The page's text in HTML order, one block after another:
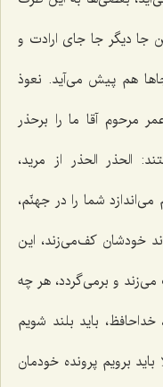
جا دیگر جا جای ارادت و
هم پیش می‌آید. نعوذ
مرحوم آقا ما را برحذر
الحذر الحذر از مرید،
شما را در جهنّم،
خودشان كف‌می‌زند، این
و برمی‌گردد، هر چه
باید بلند شویم
برویم پرونده خودمان